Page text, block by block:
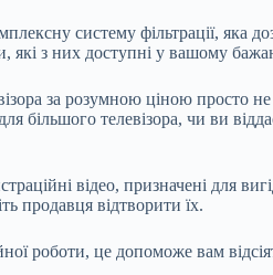
систему фільтрації,
які з них доступні у вашому
за розумною ціною
більшого телевізора, чи ви
відео, призначені для
продавця відтворити їх.
роботи, це допоможе вам